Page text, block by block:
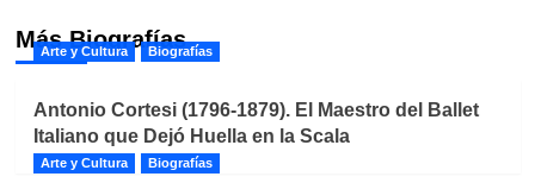
Más Biografías
Arte y Cultura Biografías
Antonio Cortesi (1796-1879). El Maestro del Ballet
Italiano que Dejó Huella en la Scala
Arte y Cultura Biografías